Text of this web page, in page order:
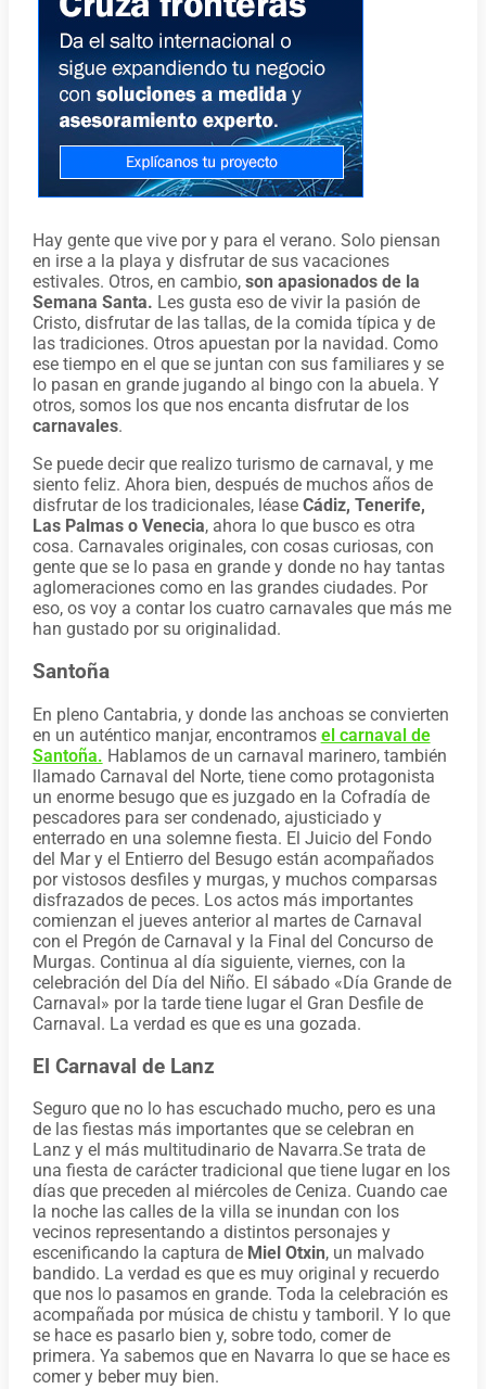
Hay gente que vive por y para el verano. Solo piensan
en irse a la playa y disfrutar de sus vacaciones
estivales. Otros, en cambio, son apasionados de la
Semana Santa. Les gusta eso de vivir la pasión de
Cristo, disfrutar de las tallas, de la comida típica y de
las tradiciones. Otros apuestan por la navidad. Como
ese tiempo en el que se juntan con sus familiares y se
lo pasan en grande jugando al bingo con la abuela. Y
otros, somos los que nos encanta disfrutar de los
carnavales.
Se puede decir que realizo turismo de carnaval, y me
siento feliz. Ahora bien, después de muchos años de
disfrutar de los tradicionales, léase Cádiz, Tenerife,
Las Palmas o Venecia, ahora lo que busco es otra
cosa. Carnavales originales, con cosas curiosas, con
gente que se lo pasa en grande y donde no hay tantas
aglomeraciones como en las grandes ciudades. Por
eso, os voy a contar los cuatro carnavales que más me
han gustado por su originalidad.
Santoña
En pleno Cantabria, y donde las anchoas se convierten
en un auténtico manjar, encontramos el carnaval de
Santoña. Hablamos de un carnaval marinero, también
llamado Carnaval del Norte, tiene como protagonista
un enorme besugo que es juzgado en la Cofradía de
pescadores para ser condenado, ajusticiado y
enterrado en una solemne fiesta. El Juicio del Fondo
del Mar y el Entierro del Besugo están acompañados
por vistosos desfiles y murgas, y muchos comparsas
disfrazados de peces. Los actos más importantes
comienzan el jueves anterior al martes de Carnaval
con el Pregón de Carnaval y la Final del Concurso de
Murgas. Continua al día siguiente, viernes, con la
celebración del Día del Niño. El sábado «Día Grande de
Carnaval» por la tarde tiene lugar el Gran Desfile de
Carnaval. La verdad es que es una gozada.
El Carnaval de Lanz
Seguro que no lo has escuchado mucho, pero es una
de las fiestas más importantes que se celebran en
Lanz y el más multitudinario de Navarra.Se trata de
una fiesta de carácter tradicional que tiene lugar en los
días que preceden al miércoles de Ceniza. Cuando cae
la noche las calles de la villa se inundan con los
vecinos representando a distintos personajes y
escenificando la captura de Miel Otxin, un malvado
bandido. La verdad es que es muy original y recuerdo
que nos lo pasamos en grande. Toda la celebración es
acompañada por música de chistu y tamboril. Y lo que
se hace es pasarlo bien y, sobre todo, comer de
primera. Ya sabemos que en Navarra lo que se hace es
comer y beber muy bien.